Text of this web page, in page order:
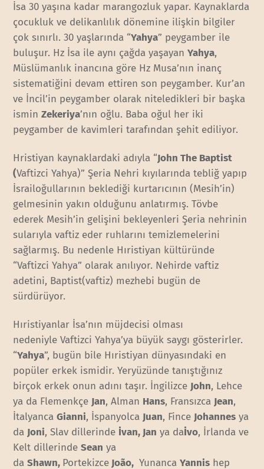
İsa 30 yaşına kadar marangozluk yapar. Kaynaklarda
çocukluk ve delikanlılık dönemine ilişkin bilgiler
çok sınırlı. 30 yaşlarında “Yahya” peygamber ile
buluşur. Hz İsa ile aynı çağda yaşayanYahya,
Müslümanlık inancına göre Hz Musa’nın inanç
sistematiğini devam ettiren son peygamber. Kur’an
ve İncil’in peygamber olarak niteledikleri bir başka
isminZekeriya’nın oğlu. Baba oğul her iki
peygamber de kavimleri tarafından şehit ediliyor.
Hristiyan kaynaklardaki adıyla “John The Baptist
(Vaftizci Yahya)” Şeria Nehri kıyılarında tebliğ yapıp
İsrailoğullarının beklediği kurtarıcının (Mesih’in)
gelmesinin yakın olduğunu anlatırmış. Tövbe
ederek Mesih’in gelişini bekleyenleri Şeria nehrinin
sularıyla vaftiz eder ruhlarını temizlemelerini
sağlarmış. Bu nedenle Hıristiyan kültüründe
“Vaftizci Yahya” olarak anılıyor. Nehirde vaftiz
adetini, Baptist(vaftiz) mezhebi bugün de
sürdürüyor.
Hıristiyanlar İsa’nın müjdecisi olması
nedeniyle Vaftizci Yahya’ya büyük saygı gösterirler.
“Yahya”, bugün bile Hıristiyan dünyasındaki en
popüler erkek ismidir. Yeryüzünde tanıştığınız
birçok erkek onun adını taşır. İngilizce John, Lehce
ya da Flemenkçe Jan, Alman Hans, Fransızca Jean,
İtalyancaGianni, İspanyolca Juan, Fince Johannes ya
da Joni, Slav dillerinde İvan, Jan ya daİvo, İrlanda ve
Kelt dillerindeSean ya
daShawn, Portekizce João, YunancaYannis hep